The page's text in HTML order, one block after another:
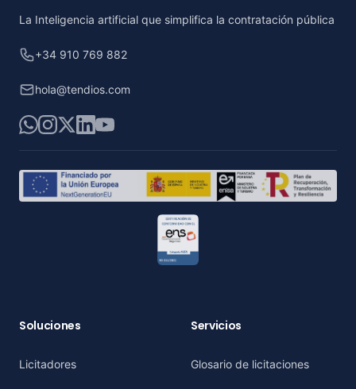
La Inteligencia artificial que simplifica la contratación pública
+34 910 769 882
hola@tendios.com
WhatsApp
Instagram
X LinkedIn
YouTube
Soluciones
Licitadores
Servicios
Glosario de licitaciones